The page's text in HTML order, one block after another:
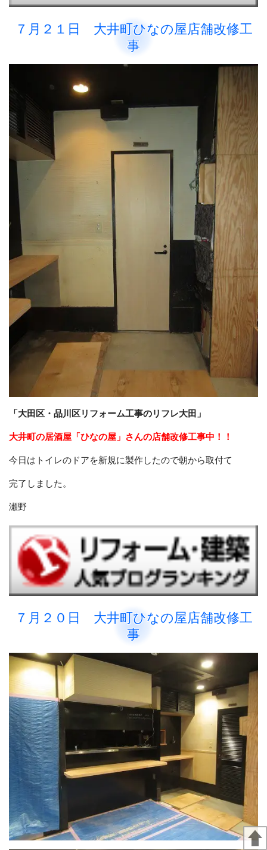
７月２１日 大井町ひなの屋店舗改修工
事
「大田区・品川区リフォーム工事のリフレ大田」
大井町の居酒屋「ひなの屋」さんの店舗改修工事中！！
今日はトイレのドアを新規に製作したので朝から取付て
完了しました。
瀬野
７月２０日 大井町ひなの屋店舗改修工
事